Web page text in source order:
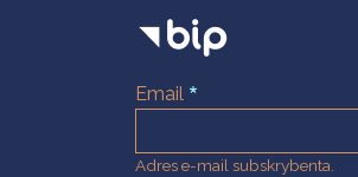
Email
Adres e-mail subskrybenta.